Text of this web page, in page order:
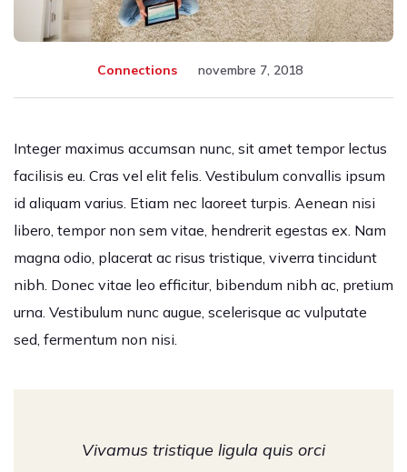
Connections novembre 7, 2018
Integer maximus accumsan nunc, sit amet tempor lectus
facilisis eu. Cras vel elit felis. Vestibulum convallis ipsum
id aliquam varius. Etiam nec laoreet turpis. Aenean nisi
libero, tempor non sem vitae, hendrerit egestas ex. Nam
magna odio, placerat ac risus tristique, viverra tincidunt
nibh. Donec vitae leo efficitur, bibendum nibh ac, pretium
urna. Vestibulum nunc augue, scelerisque ac vulputate
sed, fermentum non nisi.
Vivamus tristique ligula quis orci